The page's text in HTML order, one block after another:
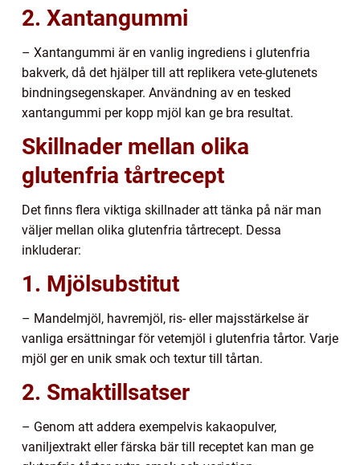
2. Xantangummi
– Xantangummi är en vanlig ingrediens i glutenfria
bakverk, då det hjälper till att replikera vete-glutenets
bindningsegenskaper. Användning av en tesked
xantangummi per kopp mjöl kan ge bra resultat.
Skillnader mellan olika
glutenfria tårtrecept
Det finns flera viktiga skillnader att tänka på när man
väljer mellan olika glutenfria tårtrecept. Dessa
inkluderar:
1. Mjölsubstitut
– Mandelmjöl, havremjöl, ris- eller majsstärkelse är
vanliga ersättningar för vetemjöl i glutenfria tårtor. Varje
mjöl ger en unik smak och textur till tårtan.
2. Smaktillsatser
– Genom att addera exempelvis kakaopulver,
vaniljextrakt eller färska bär till receptet kan man ge